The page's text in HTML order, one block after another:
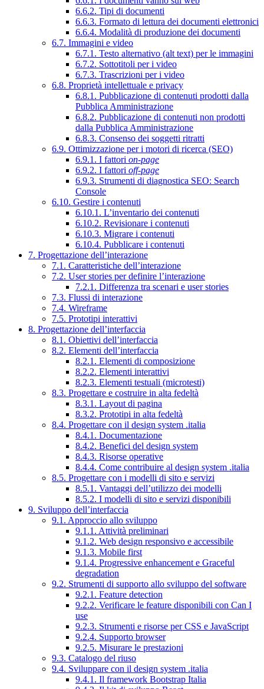
6.6.2. Tipi di documenti
6.6.3. Formato di lettura dei documenti elettronici
6.6.4. Modalità di produzione dei documenti
6.7. Immagini e video
6.7.1. Testo alternativo (alt text) per le immagini
6.7.2. Sottotitoli per i video
6.7.3. Trascrizioni per i video
6.8. Proprietà intellettuale e privacy
6.8.1. Pubblicazione di contenuti prodotti dalla
Pubblica Amministrazione
6.8.2. Pubblicazione di contenuti non prodotti
dalla Pubblica Amministrazione
6.8.3. Consenso dei soggetti ritratti
6.9. Ottimizzazione per i motori di ricerca (SEO)
6.9.1. I fattori on-page
6.9.2. I fattori off-page
6.9.3. Strumenti di diagnostica SEO: Search
Console
6.10. Gestire i contenuti
6.10.1. L’inventario dei contenuti
6.10.2. Revisionare i contenuti
6.10.3. Migrare i contenuti
6.10.4. Pubblicare i contenuti
7. Progettazione dell’interazione
7.1. Caratteristiche dell’interazione
7.2. User stories per definire l’interazione
7.2.1. Differenza tra scenari e user stories
7.3. Flussi di interazione
7.4. Wireframe
7.5. Prototipi interattivi
8. Progettazione dell’interfaccia
8.1. Obiettivi dell’interfaccia
8.2. Elementi dell’interfaccia
8.2.1. Elementi di composizione
8.2.2. Elementi interattivi
8.2.3. Elementi testuali (microtesti)
8.3. Progettare e costruire in alta fedeltà
8.3.1. Layout di pagina
8.3.2. Prototipi in alta fedeltà
8.4. Progettare con il design system .italia
8.4.1. Documentazione
8.4.2. Benefici del design system
8.4.3. Risorse operative
8.4.4. Come contribuire al design system .italia
8.5. Progettare con i modelli di sito e servizi
8.5.1. Vantaggi dell’utilizzo dei modelli
8.5.2. I modelli di sito e servizi disponibili
9. Sviluppo dell’interfaccia
9.1. Approccio allo sviluppo
9.1.1. Attività preliminari
9.1.2. Web design responsivo e accessibile
9.1.3. Mobile first
9.1.4. Progressive enhancement e Graceful
degradation
9.2. Strumenti di supporto allo sviluppo del software
9.2.1. Feature detection
9.2.2. Verificare le feature disponibili con Can I
use
9.2.3. Strumenti e risorse per CSS e JavaScript
9.2.4. Supporto browser
9.2.5. Misurare le prestazioni
9.3. Catalogo del riuso
9.4. Sviluppare con il design system .italia
9.4.1. Il framework Bootstrap Italia